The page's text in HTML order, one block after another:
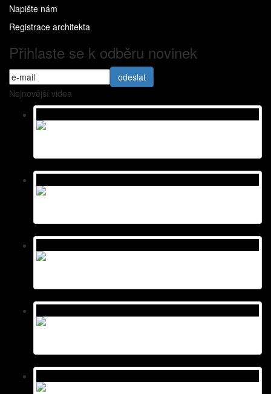
Napište nám
Registrace architekta
Přihlaste se k odběru novinek
Nejnovější videa